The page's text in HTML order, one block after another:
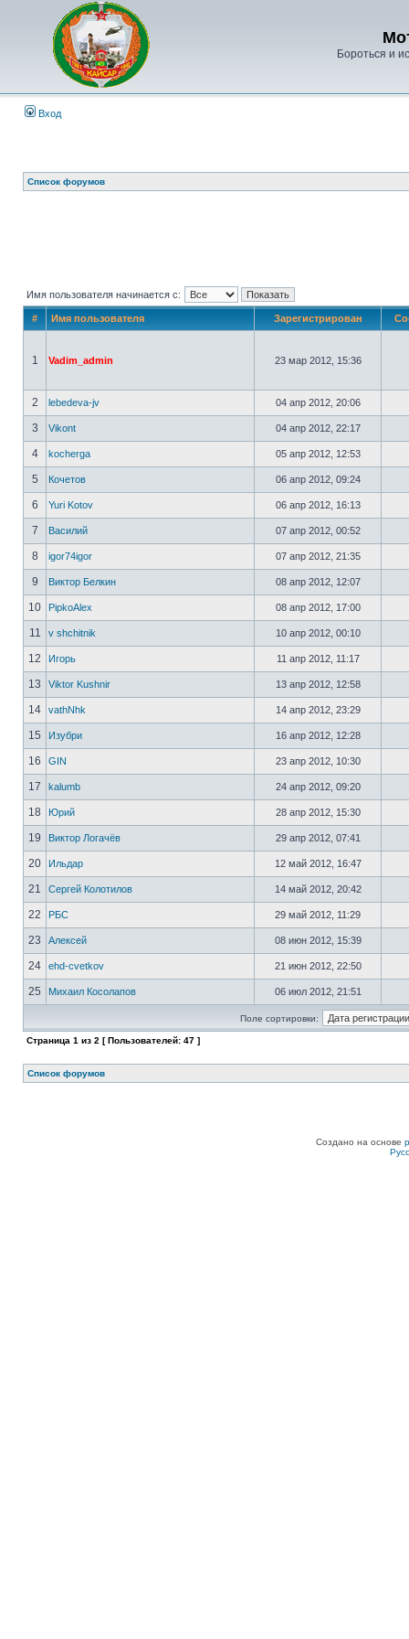
Бороться и
Вход
Список форумов
Имя пользователя начинается с:
# Имя пользователя Зарегистрирован
1 Vadim_admin 23 мар 2012, 15:36
2 lebedeva-jv 04 апр 2012, 20:06
3 Vikont 04 апр 2012, 22:17
4 kocherga 05 апр 2012, 12:53
5 Кочетов 06 апр 2012, 09:24
6 Yuri Kotov 06 апр 2012, 16:13
7 Василий 07 апр 2012, 00:52
8 igor74igor 07 апр 2012, 21:35
9 Виктор Белкин 08 апр 2012, 12:07
10 PipkoAlex 08 апр 2012, 17:00
11 v shchitnik 10 апр 2012, 00:10
12 Игорь 11 апр 2012, 11:17
13 Viktor Kushnir 13 апр 2012, 12:58
14 vathNhk 14 апр 2012, 23:29
15 Изубри 16 апр 2012, 12:28
16 GIN 23 апр 2012, 10:30
17 kalumb 24 апр 2012, 09:20
18 Юрий 28 апр 2012, 15:30
19 Виктор Логачёв 29 апр 2012, 07:41
20 Ильдар 12 май 2012, 16:47
21 Сергей Колотилов 14 май 2012, 20:42
22 РБС 29 май 2012, 11:29
23 Алексей 08 июн 2012, 15:39
24 ehd-cvetkov 21 июн 2012, 22:50
25 Михаил Косолапов 06 июл 2012, 21:51
Поле сортировки:
Страница 1 из 2 [ Пользователей: 47 ]
Список форумов
Создано на основе